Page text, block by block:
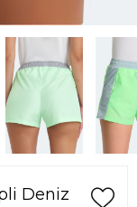
Deniz